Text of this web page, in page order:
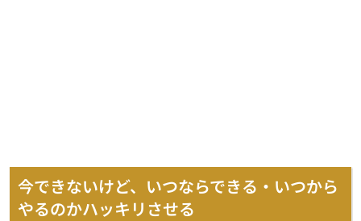
今できないけど、いつならできる・いつから
やるのかハッキリさせる